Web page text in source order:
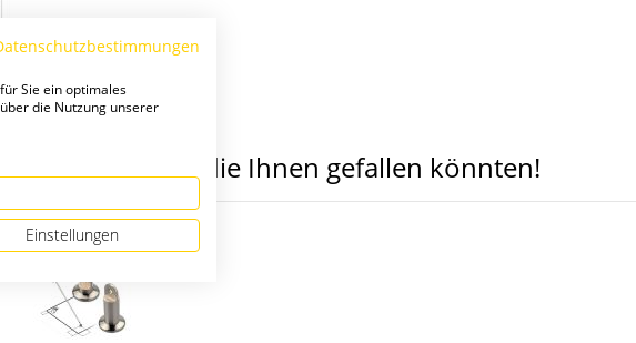
gefunden, die Ihnen gefallen könnten!
Sie ein optimales
die Nutzung unserer
Einstellungen